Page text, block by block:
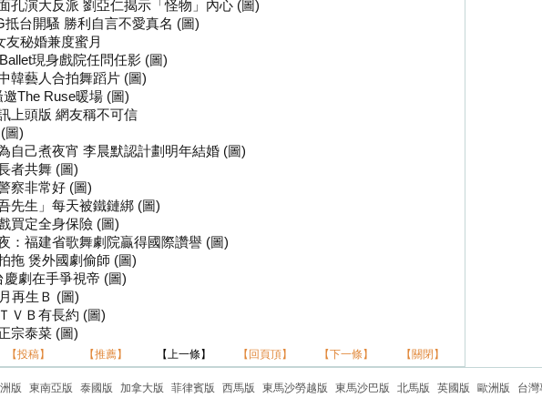
孔演大反派 劉亞仁揭示「怪物」內心 (圖)
抵台開騷 勝利自言不愛真名 (圖)
友秘婚兼度蜜月
現身戲院任問任影 (圖)
韓藝人合拍舞蹈片 (圖)
邀The Ruse暖場 (圖)
上頭版 網友稱不可信
圖)
自己煮夜宵 李晨默認計劃明年結婚 (圖)
者共舞 (圖)
察非常好 (圖)
先生」每天被鐵鏈綁 (圖)
買定全身保險 (圖)
：福建省歌舞劇院贏得國際讚譽 (圖)
拖 煲外國劇偷師 (圖)
慶劇在手爭視帝 (圖)
再生Ｂ (圖)
ＶＢ有長約 (圖)
宗泰菜 (圖)
【投稿】 【推薦】 【上一條】 【回頁頂】 【下一條】 【關閉】
版 東南亞版 泰國版 加拿大版 菲律賓版 西馬版 東馬沙勞越版 東馬沙巴版 北馬版 英國版 歐洲版 台灣